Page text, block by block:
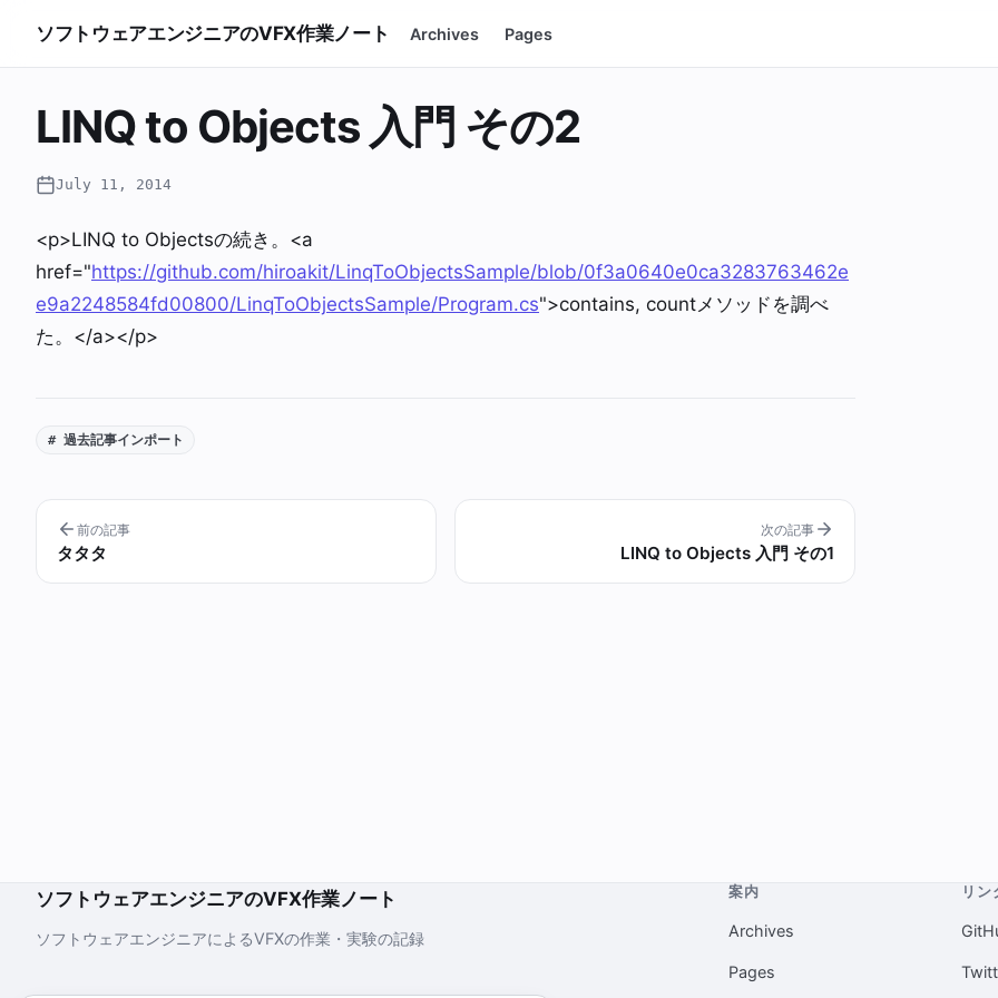
ソフトウェアエンジニアのVFX作業ノート Archives Pages
LINQ to Objects 入門 その2
July 11, 2014
<p>LINQ to Objectsの続き。<a
href="https://github.com/hiroakit/LinqToObjectsSample/blob/0f3a0640e0ca3283763462e
e9a2248584fd00800/LinqToObjectsSample/Program.cs">contains, countメソッドを調べ
た。</a></p>
# 過去記事インポート
前の記事
タタタ
次の記事
LINQ to Objects 入門 その1
ソフトウェアエンジニアのVFX作業ノート
ソフトウェアエンジニアによるVFXの作業・実験の記録
案内
Archives
Pages
リン